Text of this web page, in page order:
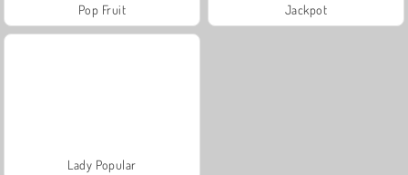
Pop Fruit Jackpot
Lady Popular